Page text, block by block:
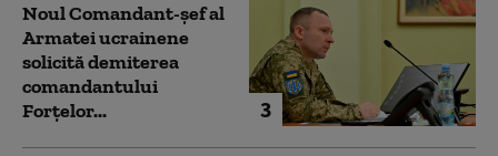
3
Noul Comandant-șef al
Armatei ucrainene
solicită demiterea
comandantului
Forțelor...